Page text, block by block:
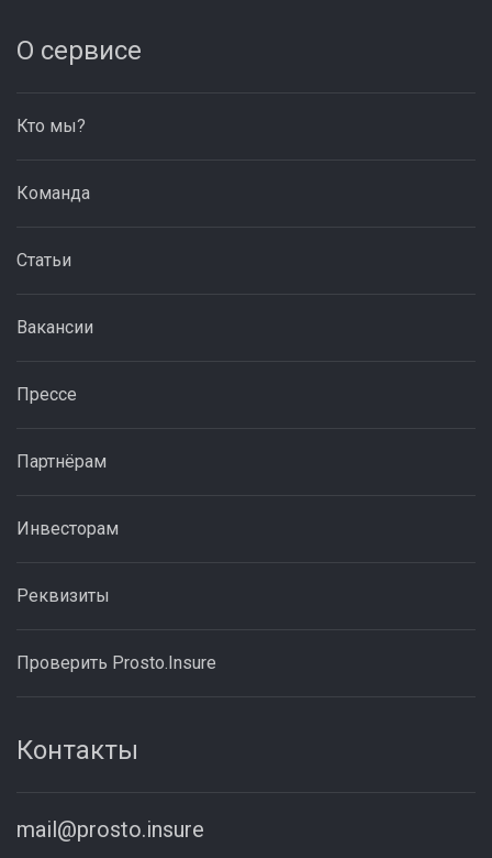
О сервисе
Кто мы?
Команда
Статьи
Вакансии
Прессе
Партнёрам
Инвесторам
Реквизиты
Проверить Prosto.Insure
Контакты
mail@prosto.insure